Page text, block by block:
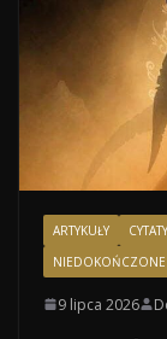
ARTYKUŁY CYTATY
NIEDOKOŃCZONE
9 lipca 2026